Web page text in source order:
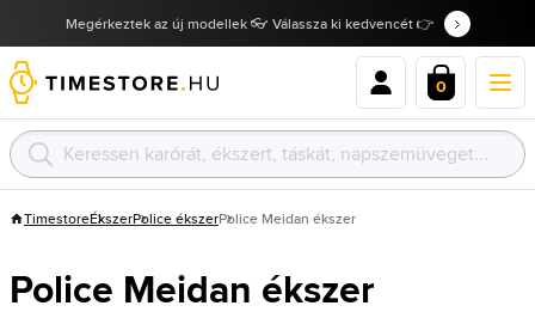
Megérkeztek az új modellek 👓 Válassza ki kedvencét 👉
0
TimestoreÉkszerPolice ékszerPolice Meidan ékszer
Police Meidan ékszer